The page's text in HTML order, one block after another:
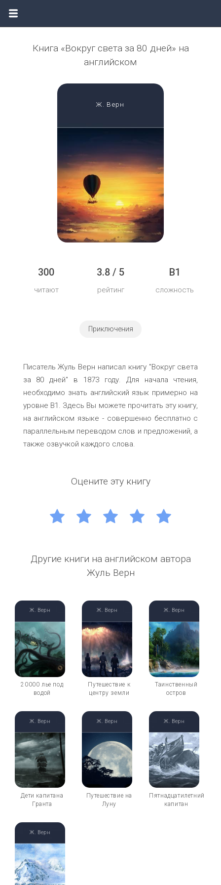
Книга «Вокруг света за 80 дней» на
английском
Ж. Верн
300
читают
3.8 / 5
рейтинг
B1
сложность
Приключения
Писатель Жуль Верн написал книгу "Вокруг света
за 80 дней" в 1873 году. Для начала чтения,
необходимо знать английский язык примерно на
уровне B1. Здесь Вы можете прочитать эту книгу,
на английском языке - совершенно бесплатно с
параллельным переводом слов и предложений, а
также озвучкой каждого слова.
Оцените эту книгу
Другие книги на английском автора
Жуль Верн
20000 лье под
водой
Ж. Верн
Путешествие к
центру земли
Ж. Верн
Таинственный
остров
Ж. Верн
Дети капитана
Гранта
Ж. Верн
Путешествие на
Луну
Ж. Верн
Пятнадцатилетний
капитан
Ж. Верн
Ж. Верн